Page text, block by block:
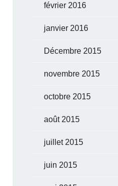
février 2016
janvier 2016
Décembre 2015
novembre 2015
octobre 2015
août 2015
juillet 2015
juin 2015